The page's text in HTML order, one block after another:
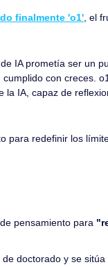
finalmente 'o1', el
IA prometía ser un
con creces.
la IA, capaz de
para redefinir los
pensamiento para
doctorado y se